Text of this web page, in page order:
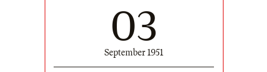
03
September 1951